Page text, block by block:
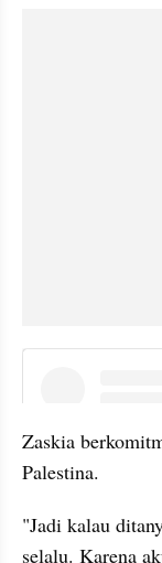
Zaskia
Palestina.
"Jadi kalau
selalu. Karena